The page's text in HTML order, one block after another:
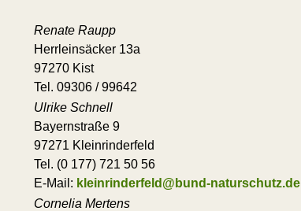
Renate Raupp
Herrleinsäcker 13a
97270 Kist
Tel. 09306 / 99642
Ulrike Schnell
Bayernstraße 9
97271 Kleinrinderfeld
Tel. (0 177) 721 50 56
E-Mail: kleinrinderfeld@bund-naturschutz.de
Cornelia Mertens